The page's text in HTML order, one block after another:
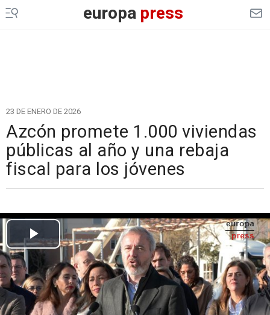
europapress
23 DE ENERO DE 2026
Azcón promete 1.000 viviendas
públicas al año y una rebaja
fiscal para los jóvenes